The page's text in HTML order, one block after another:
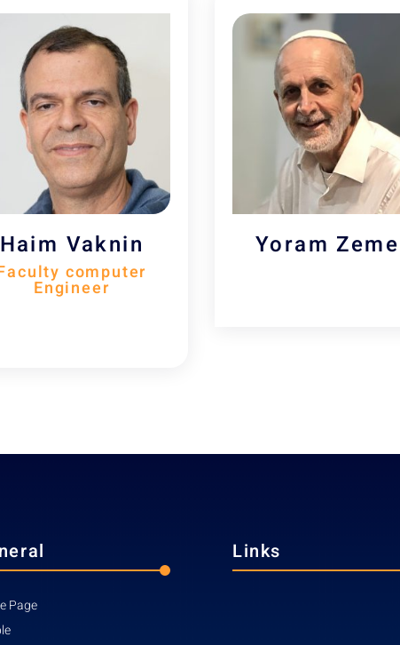
Haim Vaknin
computer
Engineer
Yoram
Page
Links